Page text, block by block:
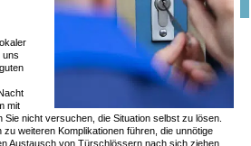
uns
mit
Sie nicht versuchen, die Situation selbst zu lösen.
weiteren Komplikationen führen, die unnötige
Austausch von Türschlössern nach sich ziehen.